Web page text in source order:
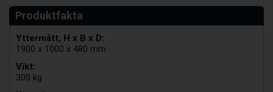
Yttermått, H x B x D:
1900 x 1000 x 480 mm
Vikt:
300 kg